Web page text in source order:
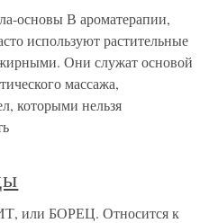
основы В ароматерапии,
используют растительные
Они служат основой
массажа,
которыми нельзя
или БОРЕЦ. Относится к